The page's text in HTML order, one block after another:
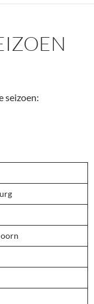
seizoen: